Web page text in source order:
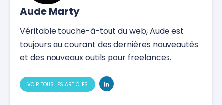
Aude Marty
Véritable touche-à-tout du web, Aude est
toujours au courant des dernières nouveautés
et des nouveaux outils pour freelances.
VOIR TOUS LES ARTICLES